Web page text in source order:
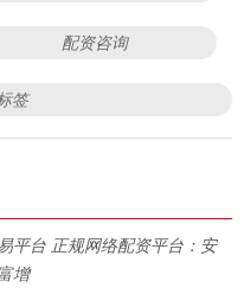
配资咨询
签
平台 正规网络配资平台：安
增